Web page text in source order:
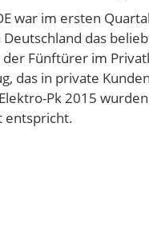
war im ersten
Deutschland das
Fünftürer im
das in private
Pk 2015
entspricht.